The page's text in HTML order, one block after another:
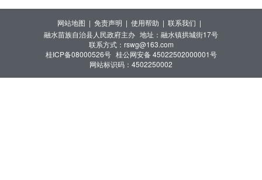
网站地图 | 免责声明 | 使用帮助 | 联系我们 |
融水苗族自治县人民政府主办 地址：融水镇拱城街17号
联系方式：rswg@163.com
桂ICP备08000526号 桂公网安备 45022502000001号
网站标识码：4502250002